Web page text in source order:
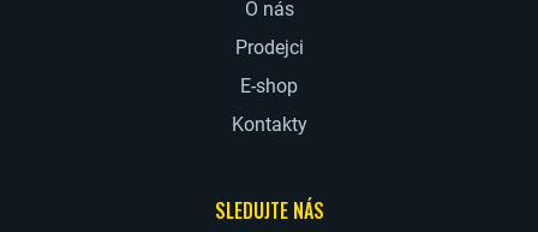
O nás
Prodejci
E-shop
Kontakty
SLEDUJTE NÁS